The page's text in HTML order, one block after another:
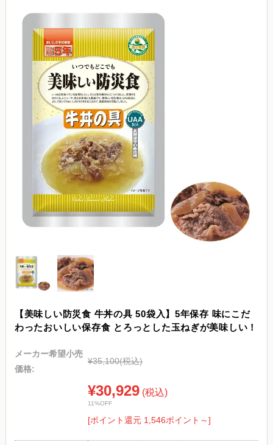
【美味しい防災食 牛丼の具 50袋入】5年保存 味にこだ
わったおいしい保存食 とろっとした玉ねぎが美味しい！
メーカー希望小売
価格:
¥35,100(税込)
¥30,929 (税込)
11%OFF
[ポイント還元 1,546ポイント～]